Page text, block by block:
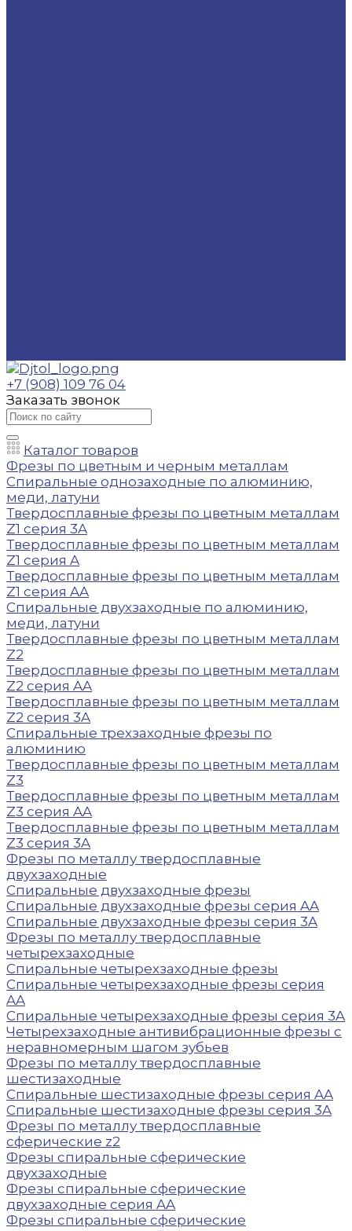
+7 (908) 109 76 04
Заказать звонок
Каталог товаров
Фрезы по цветным и черным металлам
Спиральные однозаходные по алюминию,
меди, латуни
Твердосплавные фрезы по цветным металлам
Z1 серия 3A
Твердосплавные фрезы по цветным металлам
Z1 серия A
Твердосплавные фрезы по цветным металлам
Z1 серия AA
Спиральные двухзаходные по алюминию,
меди, латуни
Твердосплавные фрезы по цветным металлам
Z2
Твердосплавные фрезы по цветным металлам
Z2 серия AA
Твердосплавные фрезы по цветным металлам
Z2 серия 3A
Спиральные трехзаходные фрезы по
алюминию
Твердосплавные фрезы по цветным металлам
Z3
Твердосплавные фрезы по цветным металлам
Z3 серия AA
Твердосплавные фрезы по цветным металлам
Z3 серия 3A
Фрезы по металлу твердосплавные
двухзаходные
Спиральные двухзаходные фрезы
Спиральные двухзаходные фрезы серия AA
Спиральные двухзаходные фрезы серия 3A
Фрезы по металлу твердосплавные
четырехзаходные
Спиральные четырехзаходные фрезы
Спиральные четырехзаходные фрезы серия
AA
Спиральные четырехзаходные фрезы серия 3A
Четырехзаходные антивибрационные фрезы с
неравномерным шагом зубьев
Фрезы по металлу твердосплавные
шестизаходные
Спиральные шестизаходные фрезы серия AA
Спиральные шестизаходные фрезы серия 3A
Фрезы по металлу твердосплавные
сферические z2
Фрезы спиральные сферические
двухзаходные
Фрезы спиральные сферические
двухзаходные серия AA
Фрезы спиральные сферические